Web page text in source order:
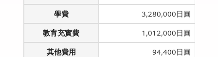
學費
3,280,000日圓
教育充實費
1,012,000日圓
其他費用
94,400日圓